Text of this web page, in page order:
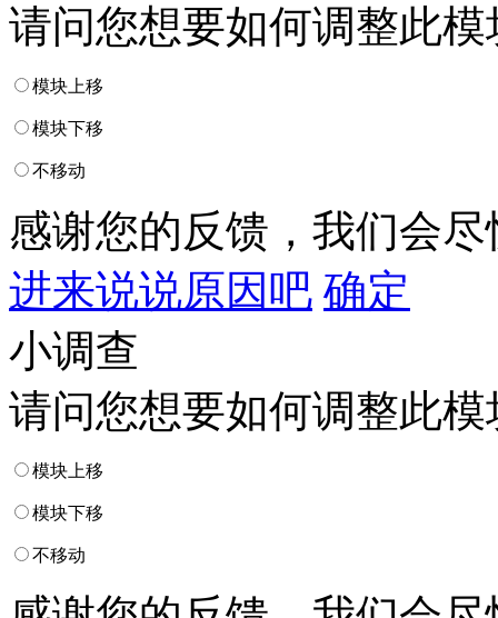
请问您想要如何调整此模
模块上移
模块下移
不移动
感谢您的反馈，我们会
进来说说原因吧 确定
小调查
请问您想要如何调整此模
模块上移
模块下移
不移动